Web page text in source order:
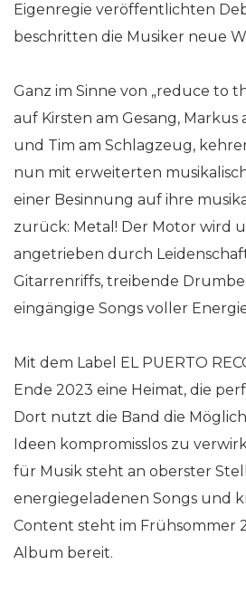
Eigenregie veröffentlichten
beschritten die Musiker neue
Ganz im Sinne von „reduce to
auf Kirsten am Gesang, Markus
und Tim am Schlagzeug,
nun mit erweiterten
einer Besinnung auf ihre
zurück: Metal! Der Motor wird
angetrieben durch
Gitarrenriffs, treibende
eingängige Songs voller
Mit dem Label EL PUERTO
Ende 2023 eine Heimat, die
Dort nutzt die Band die
Ideen kompromisslos zu
für Musik steht an oberster
energiegeladenen Songs und
Content steht im Frühsommer
Album bereit.